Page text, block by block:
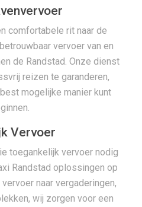
comfortabele rit naar de
vervoer van en
de Randstad. Onze dienst
reizen te garanderen,
mogelijke manier kunt
Vervoer
toegankelijk vervoer nodig
Randstad oplossingen op
naar vergaderingen,
wij zorgen voor een